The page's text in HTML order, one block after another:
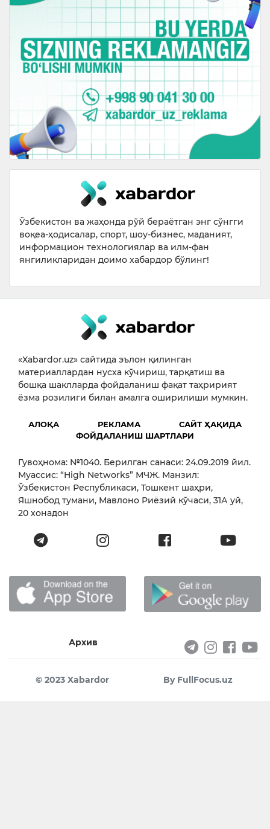
Ўзбекистон ва жаҳонда рўй бераётган энг сўнгги
воқеа-ҳодисалар, спорт, шоу-бизнес, маданият,
информацион технологиялар ва илм-фан
янгиликларидан доимо хабардор бўлинг!
«Xabardor.uz» сайтида эълон қилинган
материаллардан нусха кўчириш, тарқатиш ва
бошқа шаклларда фойдаланиш фақат таҳририят
ёзма розилиги билан амалга оширилиши мумкин.
АЛОҚА РЕКЛАМА
САЙТ ҲАҚИДА
ФОЙДАЛАНИШ ШАРТЛАРИ
Гувоҳнома: №1040. Берилган санаси: 24.09.2019 йил.
Муассис: “High Networks” МЧЖ. Манзил:
Ўзбекистон Республикаси, Тошкент шаҳри,
Яшнобод тумани, Мавлоно Риёзий кўчаси, 31А уй,
20 хонадон
Архив
© 2023 Xabardor By FullFocus.uz